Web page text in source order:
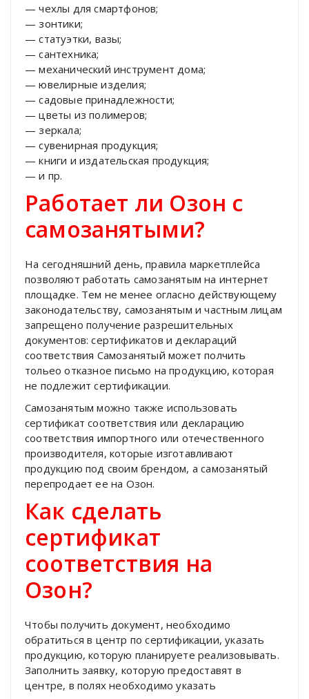
— чехлы для смартфонов;
— зонтики;
— статуэтки, вазы;
— сантехника;
— механический инструмент дома;
— ювелирные изделия;
— садовые принадлежности;
— цветы из полимеров;
— зеркала;
— сувенирная продукция;
— книги и издательская продукция;
— и пр.
Работает ли Озон с
самозанятыми?
На сегодняшний день, правила маркетплейса
позволяют работать самозанятым на интернет
площадке. Тем не менее огласно действующему
законодательству, самозанятым и частным лицам
запрещено получение разрешительных
документов: сертификатов и деклараций
соответствия Самозанятый может полчить
тольео отказное письмо на продукцию, которая
не подлежит сертификации.
Самозанятым можно также использовать
сертификат соответствия или декларацию
соответствия импортного или отечественного
производителя, которые изготавливают
продукцию под своим брендом, а самозанятый
перепродает ее на Озон.
Как сделать
сертификат
соответствия на
Озон?
Чтобы получить документ, необходимо
обратиться в центр по сертификации, указать
продукцию, которую планируете реализовывать.
Заполнить заявку, которую предоставят в
центре, в полях необходимо указать